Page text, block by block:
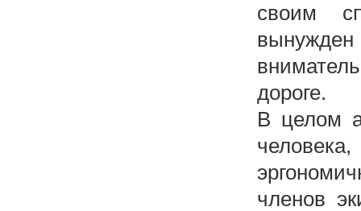
своим
дороге.
В целом
членов